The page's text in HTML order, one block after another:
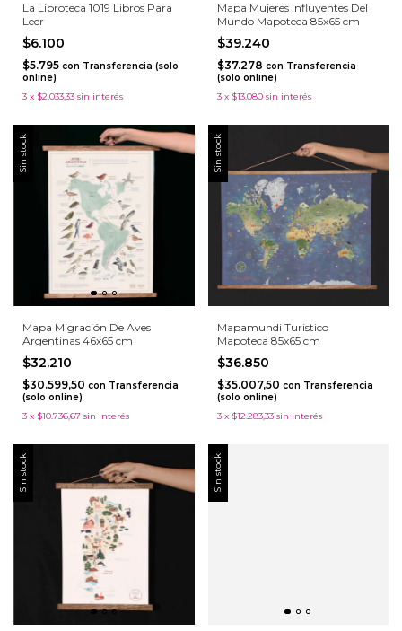
La Libroteca 1019 Libros Para
Leer
$6.100
$5.795 con Transferencia (solo
online)
3 x $2.033,33 sin interés
Mapa Mujeres Influyentes Del
Mundo Mapoteca 85x65 cm
$39.240
$37.278 con Transferencia
(solo online)
3 x $13.080 sin interés
Sin stock
Mapa Migración De Aves
Argentinas 46x65 cm
$32.210
$30.599,50 con Transferencia
(solo online)
3 x $10.736,67 sin interés
Sin stock
Mapamundi Turistico
Mapoteca 85x65 cm
$36.850
$35.007,50 con Transferencia
(solo online)
3 x $12.283,33 sin interés
Sin stock Sin stock